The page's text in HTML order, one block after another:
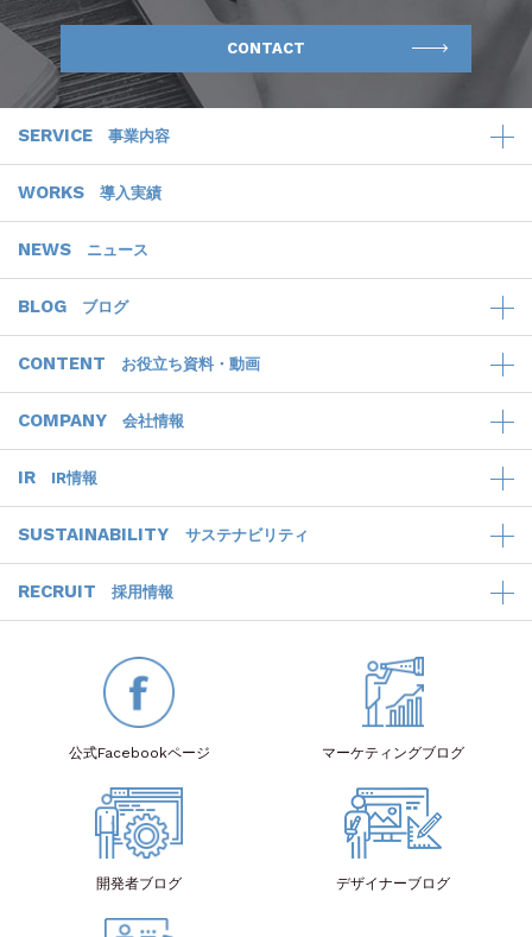
CONTACT
SERVICE 事業内容
WORKS 導入実績
NEWS ニュース
BLOG ブログ
CONTENT お役立ち資料・動画
COMPANY 会社情報
IR IR情報
SUSTAINABILITY サステナビリティ
RECRUIT 採用情報
公式Facebookページ マーケティングブログ
開発者ブログ デザイナーブログ